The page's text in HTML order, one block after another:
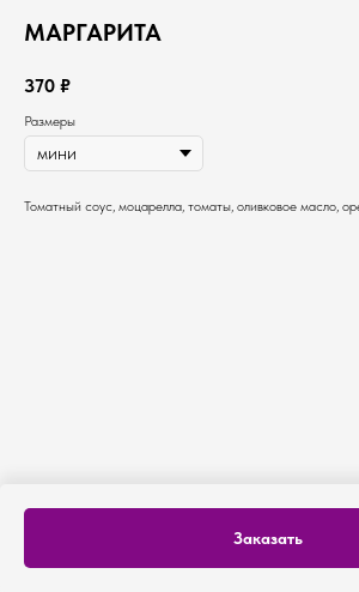
МАРГАРИТА
370 ₽
Размеры
Заказать
Томатный соус, моцарелла, томаты, оливковое масло,